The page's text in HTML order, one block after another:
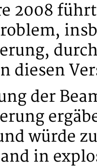
2008
diesen
der
würde
in